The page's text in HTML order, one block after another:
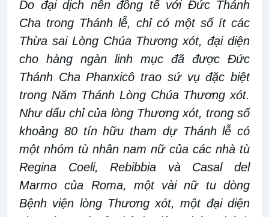
Do đại dịch nên đồng tế với Đức Thánh
Cha trong Thánh lễ, chỉ có một số ít các
Thừa sai Lòng Chúa Thương xót, đại diện
cho hàng ngàn linh mục đã được Đức
Thánh Cha Phanxicô trao sứ vụ đặc biệt
trong Năm Thánh Lòng Chúa Thương xót.
Như dấu chỉ của lòng Thương xót, trong số
khoảng 80 tín hữu tham dự Thánh lễ có
một nhóm tù nhân nam nữ của các nhà tù
Regina Coeli, Rebibbia và Casal del
Marmo của Roma, một vài nữ tu dòng
Bệnh viện lòng Thương xót, một đại diện